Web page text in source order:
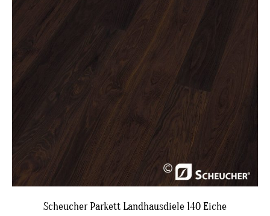
DETAILS
Scheucher Parkett Landhausdiele 140 Eiche